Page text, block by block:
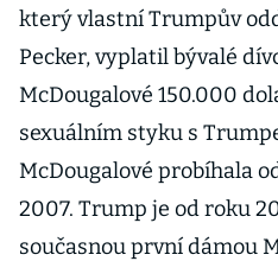
který vlastní Trumpův
Pecker, vyplatil bývalé
McDougalové 150.000
sexuálním styku s
McDougalové probíhala
2007. Trump je od roku
současnou první dámou